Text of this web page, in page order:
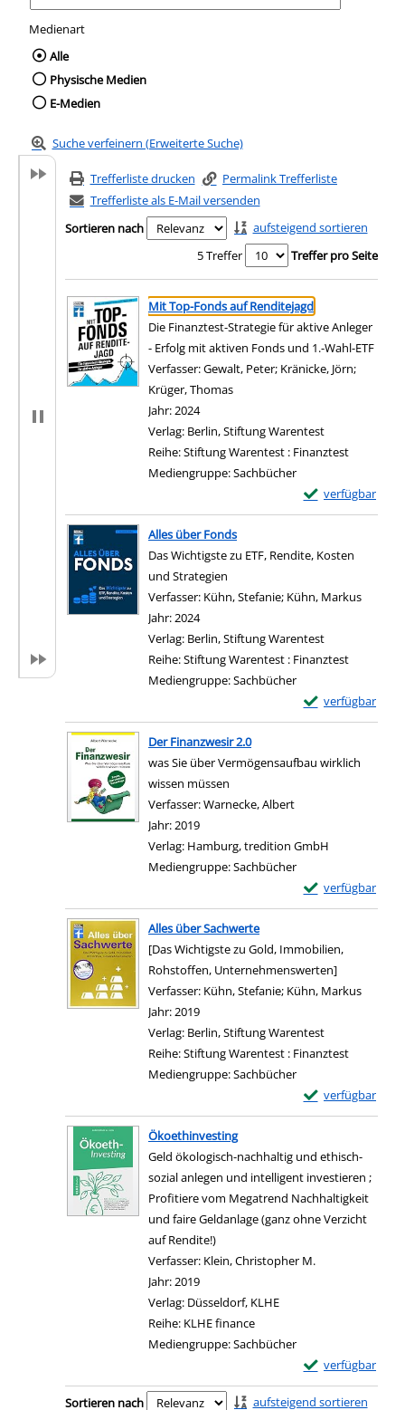
Medienart
Wählen Sie die Medienart nach der Sie
Alle
Physische Medien
E-Medien
Suche verfeinern (Erweiterte Suche)
Trefferliste drucken
Permalink Trefferliste
Trefferliste als E-Mail versenden
Sortieren nach
aufsteigend sortieren
5 Treffer
Treffer pro Seite
Suchergebnis
Zu den Suchfiltern springen
Mit Top-Fonds auf Renditejagd
Die Finanztest-Strategie für aktive Anleger
- Erfolg mit aktiven Fonds und 1.-Wahl-ETF
Verfasser:Gewalt, Peter; Kränicke, Jörn;
Krüger, Thomas
Jahr:2024
Verlag: Berlin, Stiftung Warentest
Reihe:Stiftung Warentest : Finanztest
Mediengruppe:Sachbücher
verfügbar
Exemplar-Details
Zum Download
Alles über Fonds
Das Wichtigste zu ETF, Rendite, Kosten
und Strategien
Verfasser: Kühn, Stefanie; Kühn, Markus
Jahr:2024
Verlag: Berlin, Stiftung Warentest
Reihe:Stiftung Warentest : Finanztest
Mediengruppe:Sachbücher
verfügbar
Exemplar-Details
Zum Download
Der Finanzwesir 2.0
was Sie über Vermögensaufbau wirklich
wissen müssen
Verfasser:Warnecke, Albert
Jahr:2019
Verlag: Hamburg, tredition GmbH
Mediengruppe:Sachbücher
verfügbar
Exemplar-Details
Zum Download
Alles über Sachwerte
[Das Wichtigste zu Gold, Immobilien,
Rohstoffen, Unternehmenswerten]
Verfasser: Kühn, Stefanie; Kühn, Markus
Jahr:2019
Verlag: Berlin, Stiftung Warentest
Reihe:Stiftung Warentest : Finanztest
Mediengruppe:Sachbücher
verfügbar
Exemplar-Details
Zum Download
Ökoethinvesting
Geld ökologisch-nachhaltig und ethisch-
sozial anlegen und intelligent investieren ;
Profitiere vom Megatrend Nachhaltigkeit
und faire Geldanlage (ganz ohne Verzicht
auf Rendite!)
Verfasser: Klein, Christopher M.
Jahr:2019
Verlag: Düsseldorf, KLHE
Reihe: KLHE finance
Mediengruppe:Sachbücher
verfügbar
Exemplar-
Zum Download
Zu den Suchfiltern springen
Sortieren nach aufsteigend sortieren